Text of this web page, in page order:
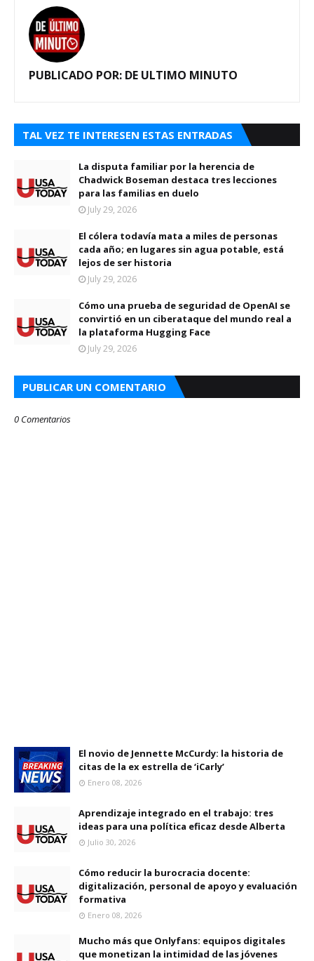
PUBLICADO POR: DE ULTIMO MINUTO
TAL VEZ TE INTERESEN ESTAS ENTRADAS
La disputa familiar por la herencia de
Chadwick Boseman destaca tres lecciones
para las familias en duelo
July 29, 2026
El cólera todavía mata a miles de personas
cada año; en lugares sin agua potable, está
lejos de ser historia
July 29, 2026
Cómo una prueba de seguridad de OpenAI se
convirtió en un ciberataque del mundo real a
la plataforma Hugging Face
July 29, 2026
PUBLICAR UN COMENTARIO
0 Comentarios
El novio de Jennette McCurdy: la historia de
citas de la ex estrella de ‘iCarly’
Enero 08, 2026
Aprendizaje integrado en el trabajo: tres
ideas para una política eficaz desde Alberta
Julio 30, 2026
Cómo reducir la burocracia docente:
digitalización, personal de apoyo y evaluación
formativa
Enero 08, 2026
Mucho más que Onlyfans: equipos digitales
que monetizan la intimidad de las jóvenes